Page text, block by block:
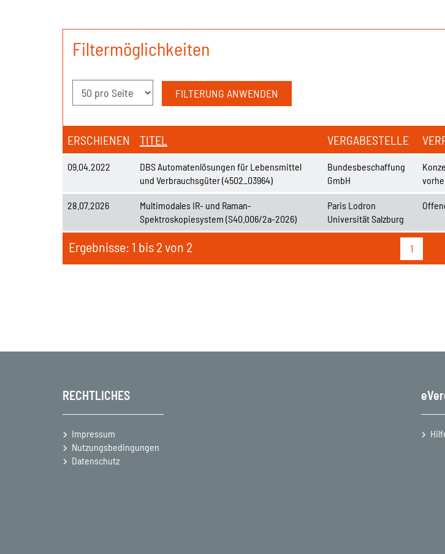
Filtermöglichkeiten
ERSCHIENEN TITEL VERGABESTELLE
09.04.2022
DBS Automatenlösungen für Lebensmittel
und Verbrauchsgüter (4502_03964)
Bundesbeschaffung
GmbH
28.07.2026
Multimodales IR- und Raman-
Spektroskopiesystem (S40.006/2a-2026)
Paris Lodron
Universität Salzburg
Ergebnisse: 1 bis 2 von 2 1
RECHTLICHES
Impressum
Nutzungsbedingungen
Datenschutz